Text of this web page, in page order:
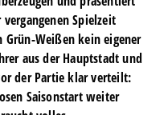
Spielzeit
Grün-Weißen kein eigener
aus der Hauptstadt und
der Partie klar verteilt:
Saisonstart weiter